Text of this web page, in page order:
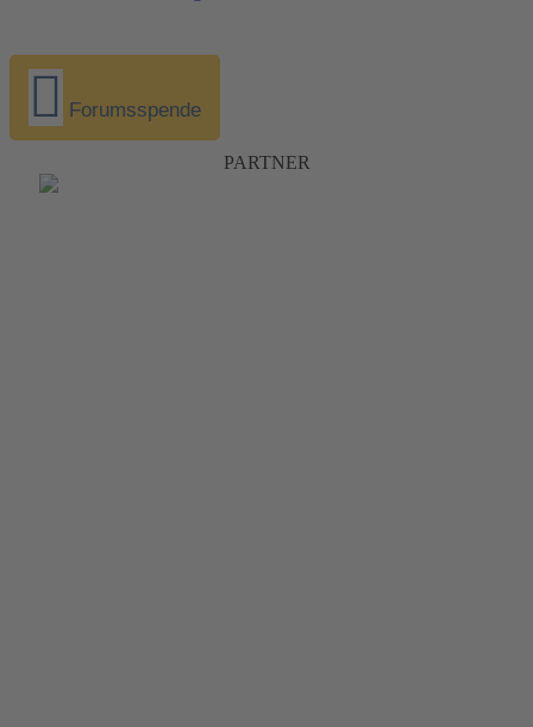
Forumsspende
PARTNER